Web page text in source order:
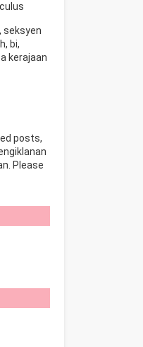
seksyen
bi,
kerajaan
posts,
Please